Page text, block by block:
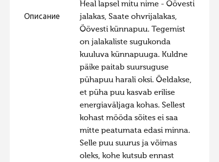
Фотоконкурс 2019
Фотоконкурс 2018
Фотоконкурс 2017
Фотоконкурс 2016
Фотоконкурс 2015
Фотоконкурс 2014
Фотоконкурс 2013
Фотоконкурс 2012
Описание
Heal lapsel mitu nime - Öövesti
jalakas, Saate ohvrijalakas,
Öövesti künnapuu. Tegemist
on jalakaliste sugukonda
kuuluva künnapuuga. Kuldne
päike paitab suursuguse
pühapuu harali oksi. Öeldakse,
et püha puu kasvab erilise
energiaväljaga kohas. Sellest
kohast mööda sõites ei saa
mitte peatumata edasi minna.
Selle puu suurus ja võimas
oleks, kohe kutsub ennast